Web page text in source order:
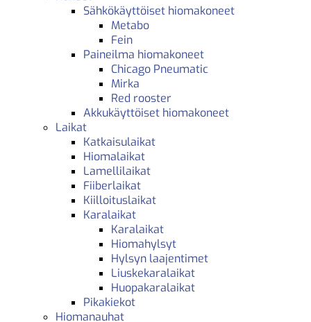
Sähkökäyttöiset hiomakoneet
Metabo
Fein
Paineilma hiomakoneet
Chicago Pneumatic
Mirka
Red rooster
Akkukäyttöiset hiomakoneet
Laikat
Katkaisulaikat
Hiomalaikat
Lamellilaikat
Fiiberlaikat
Kiilloituslaikat
Karalaikat
Karalaikat
Hiomahylsyt
Hylsyn laajentimet
Liuskekaralaikat
Huopakaralaikat
Pikakiekot
Hiomanauhat